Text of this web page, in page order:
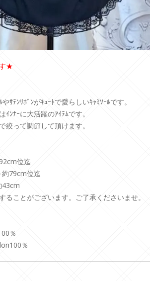
★
ｻﾃﾝﾘﾎﾞﾝがｷｭｰﾄで愛らしいｷｬﾐｿｰﾙです。
ﾝﾅｰに大活躍のｱｲﾃﾑです。
絞って調節して頂けます。
位迄
79cm位迄
43cm
ることがございます。ご了承くださいませ。
％
％